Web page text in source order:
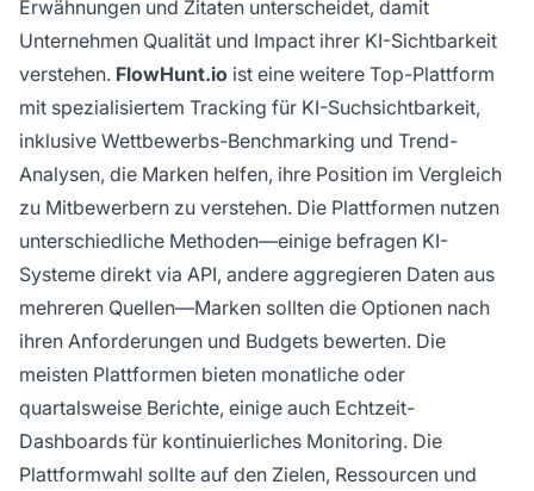
Erwähnungen und Zitaten unterscheidet, damit
Unternehmen Qualität und Impact ihrer KI-Sichtbarkeit
verstehen. FlowHunt.io ist eine weitere Top-Plattform
mit spezialisiertem Tracking für KI-Suchsichtbarkeit,
inklusive Wettbewerbs-Benchmarking und Trend-
Analysen, die Marken helfen, ihre Position im Vergleich
zu Mitbewerbern zu verstehen. Die Plattformen nutzen
unterschiedliche Methoden—einige befragen KI-
Systeme direkt via API, andere aggregieren Daten aus
mehreren Quellen—Marken sollten die Optionen nach
ihren Anforderungen und Budgets bewerten. Die
meisten Plattformen bieten monatliche oder
quartalsweise Berichte, einige auch Echtzeit-
Dashboards für kontinuierliches Monitoring. Die
Plattformwahl sollte auf den Zielen, Ressourcen und